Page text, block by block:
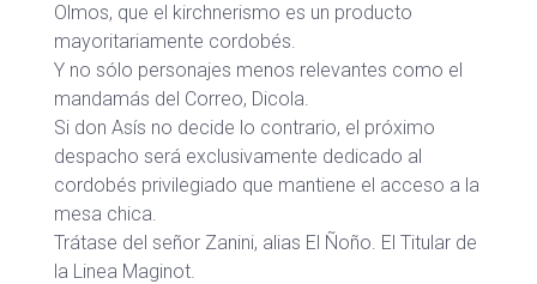
Olmos, que el kirchnerismo es un producto
mayoritariamente cordobés.
Y no sólo personajes menos relevantes como el
mandamás del Correo, Dicola.
Si don Asís no decide lo contrario, el próximo
despacho será exclusivamente dedicado al
cordobés privilegiado que mantiene el acceso a la
mesa chica.
Trátase del señor Zanini, alias El Ñoño. El Titular de
la Linea Maginot.